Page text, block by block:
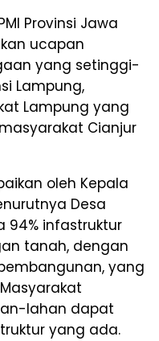
Provinsi Jawa
ucapan
yang setinggi-
Lampung,
Lampung yang
Cianjur
oleh Kepala
Desa
94% infastruktur
tanah, dengan
yang
lahan dapat
yang ada.